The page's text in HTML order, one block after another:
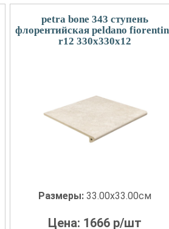
petra bone 343 ступень
флорентийская peldano
r12 330x330x12
Размеры:33.00x33.00см
Цена: 1666 р/шт